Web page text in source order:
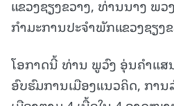
ແຂວງຊຽງຂວາງ, ທ່ານນາງ ພ
ກຳມະການປະຈຳພັກແຂວງຊຽງ
ໂອກາດນີ້ ທ່ານ ພູວົງ ອຸ່ນຄຳແສ
ອົບຮົມການເມືອງແນວຄິດ, ກາ